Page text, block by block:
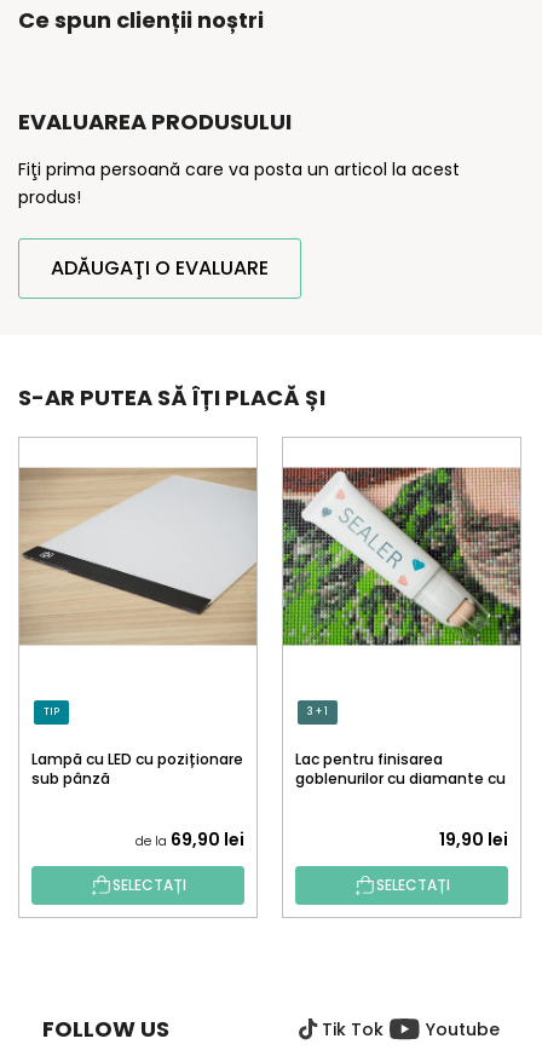
Ce spun clienții noștri
EVALUAREA PRODUSULUI
Fiţi prima persoană care va posta un articol la acest
produs!
ADĂUGAŢI O EVALUARE
S-AR PUTEA SĂ ÎȚI PLACĂ ȘI
TIP
Lampă cu LED cu poziționare
sub pânză
de la 69,90 lei
SELECTAȚI
3 + 1
Lac pentru finisarea
goblenurilor cu diamante cu
19,90 lei
SELECTAȚI
FOLLOW US Tik Tok Youtube